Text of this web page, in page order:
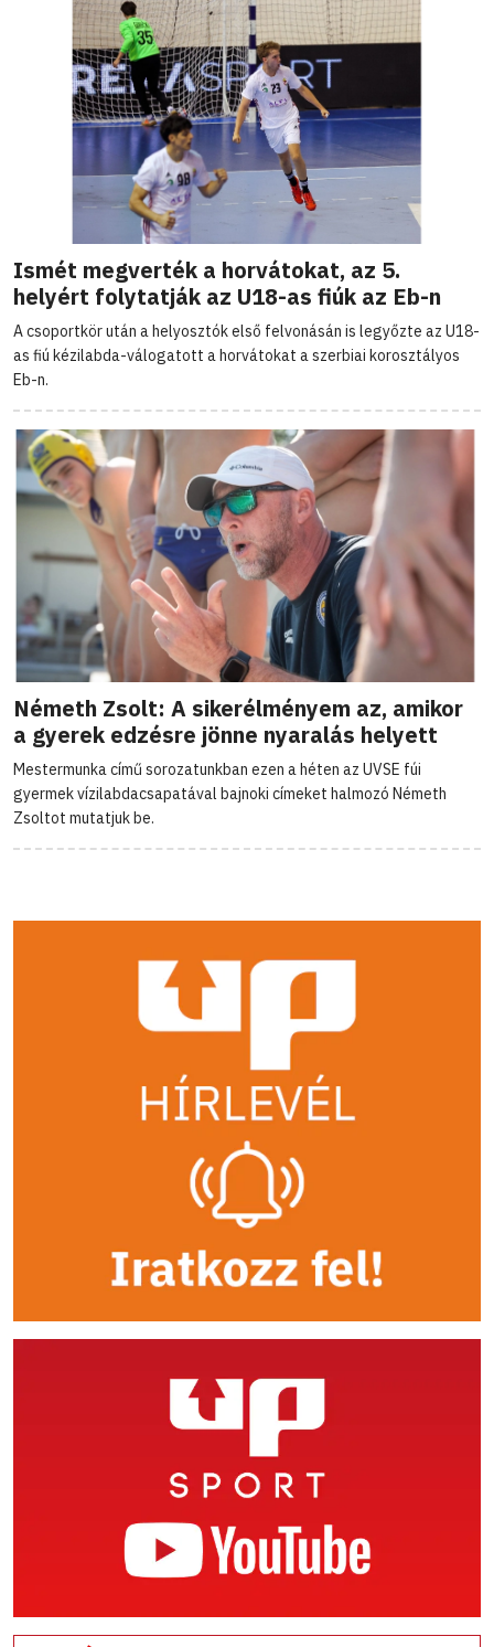
Ismét megverték a horvátokat, az 5.
helyért folytatják az U18-as fiúk az Eb-n
A csoportkör után a helyosztók első felvonásán is legyőzte az U18-
as fiú kézilabda-válogatott a horvátokat a szerbiai korosztályos
Eb-n.
Németh Zsolt: A sikerélményem az, amikor
a gyerek edzésre jönne nyaralás helyett
Mestermunka című sorozatunkban ezen a héten az UVSE fúi
gyermek vízilabdacsapatával bajnoki címeket halmozó Németh
Zsoltot mutatjuk be.